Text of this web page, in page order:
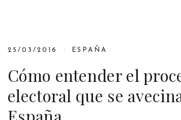
25/03/2016 ESPAÑA
Cómo entender el
electoral que se